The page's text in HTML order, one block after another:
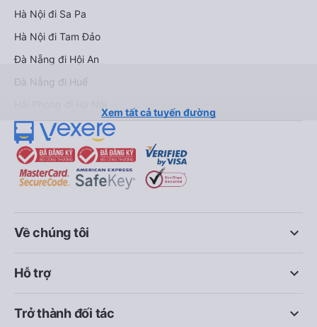
Hà Nội đi Sa Pa
Hà Nội đi Tam Đảo
Đà Nẵng đi Hội An
Đà Nẵng đi Huế
Xem tất cả tuyến đường
keyboard_arrow_down
Về chúng tôi
keyboard_arrow_down
Hỗ trợ
keyboard_arrow_down
Trở thành đối tác